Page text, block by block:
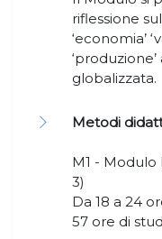
riflessione
‘economia’
globalizzata.
Metodi
M1 - Modulo
3)
Da 18 a 24
57 ore di